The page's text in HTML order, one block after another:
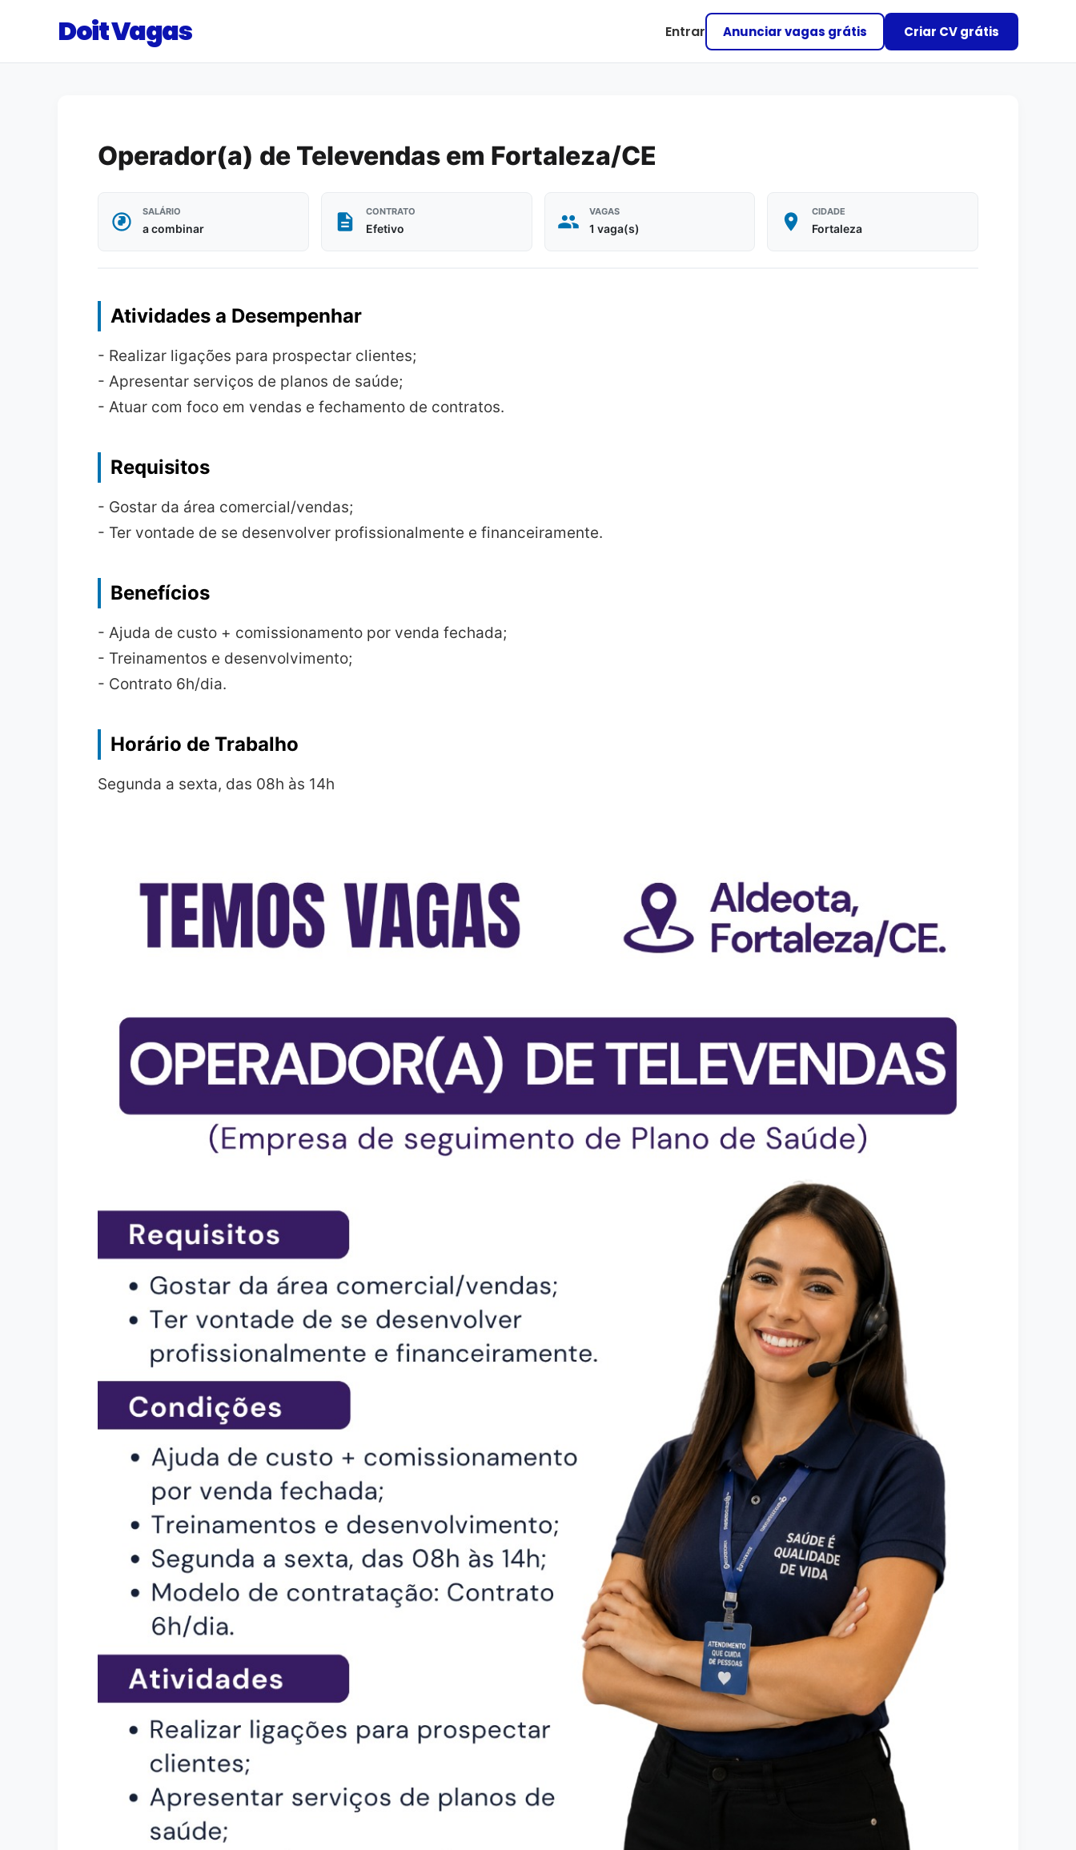
Doit Vagas Entrar Anunciar vagas grátis Criar CV grátis
Operador(a) de Televendas em Fortaleza/CE
SALÁRIO
a combinar
CONTRATO
Efetivo
VAGAS
1 vaga(s)
CIDADE
Fortaleza
Atividades a Desempenhar
- Realizar ligações para prospectar clientes;
- Apresentar serviços de planos de saúde;
- Atuar com foco em vendas e fechamento de contratos.
Requisitos
- Gostar da área comercial/vendas;
- Ter vontade de se desenvolver profissionalmente e financeiramente.
Benefícios
- Ajuda de custo + comissionamento por venda fechada;
- Treinamentos e desenvolvimento;
- Contrato 6h/dia.
Horário de Trabalho
Segunda a sexta, das 08h às 14h